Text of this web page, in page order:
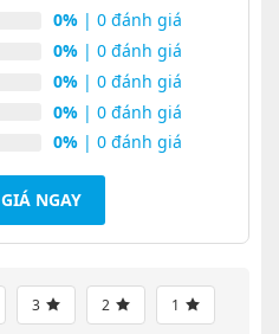
0% | 0 đánh giá
0% | 0 đánh giá
0% | 0 đánh giá
0% | 0 đánh giá
0% | 0 đánh giá
NGAY
3 2 1